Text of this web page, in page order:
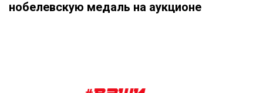
нобелевскую медаль на аукционе